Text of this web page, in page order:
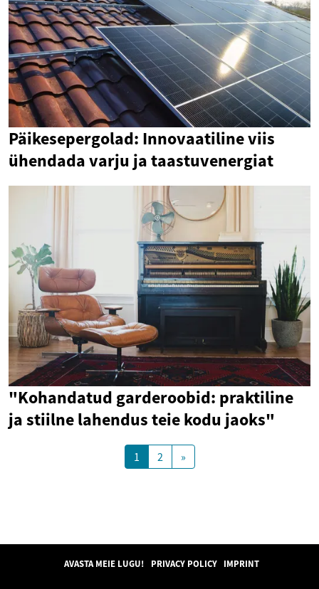
Päikesepergolad: Innovaatiline viis
ühendada varju ja taastuvenergiat
"Kohandatud garderoobid: praktiline
ja stiilne lahendus teie kodu jaoks"
1 2 »
AVASTA MEIE LUGU! PRIVACY POLICY IMPRINT